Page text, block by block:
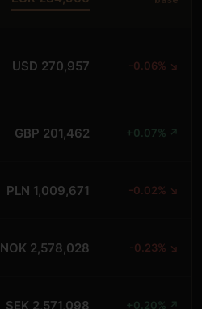
USD 270,957 -0.06% ↘
GBP 201,462 +0.07% ↗
PLN 1,009,671 -0.02% ↘
NOK 2,578,028 -0.23% ↘
SEK 2,571,098 +0.20% ↗